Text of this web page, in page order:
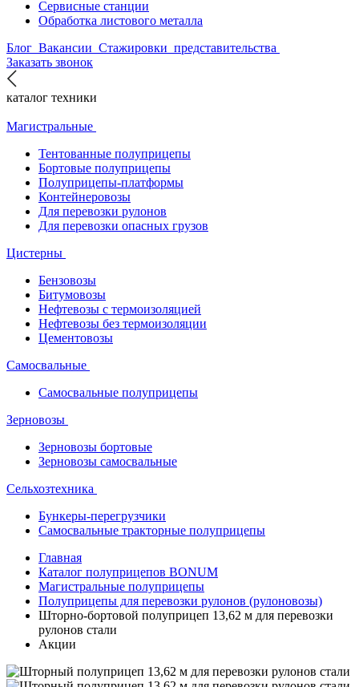
Сервисные станции
Обработка листового металла
Блог Вакансии Стажировки представительства
Заказать звонок
каталог техники
Магистральные
Тентованные полуприцепы
Бортовые полуприцепы
Полуприцепы-платформы
Контейнеровозы
Для перевозки рулонов
Для перевозки опасных грузов
Цистерны
Бензовозы
Битумовозы
Нефтевозы с термоизоляцией
Нефтевозы без термоизоляции
Цементовозы
Самосвальные
Самосвальные полуприцепы
Зерновозы
Зерновозы бортовые
Зерновозы самосвальные
Сельхозтехника
Бункеры-перегрузчики
Самосвальные тракторные полуприцепы
Главная
Каталог полуприцепов BONUM
Магистральные полуприцепы
Полуприцепы для перевозки рулонов (рулоновозы)
Шторно-бортовой полуприцеп 13,62 м для перевозки
рулонов стали
Акции